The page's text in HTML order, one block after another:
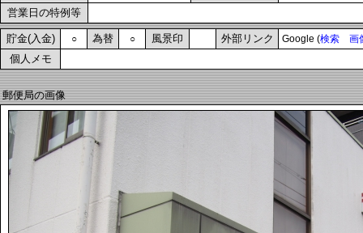
営業日の特例等
貯金(入金) ○ 為替 ○ 風景印 外部リンク Google (検索 画
個人メモ
郵便局の画像